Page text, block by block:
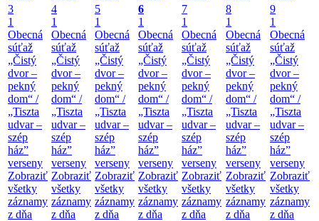
3
1
Obecná
súťaž
„Čistý
dvor –
pekný
dom“ /
„Tiszta
udvar –
szép
ház”
verseny
Zobraziť
všetky
záznamy
z dňa
4
1
Obecná
súťaž
„Čistý
dvor –
pekný
dom“ /
„Tiszta
udvar –
szép
ház”
verseny
Zobraziť
všetky
záznamy
z dňa
5
1
Obecná
súťaž
„Čistý
dvor –
pekný
dom“ /
„Tiszta
udvar –
szép
ház”
verseny
Zobraziť
všetky
záznamy
z dňa
6
1
Obecná
súťaž
„Čistý
dvor –
pekný
dom“ /
„Tiszta
udvar –
szép
ház”
verseny
Zobraziť
všetky
záznamy
z dňa
7
1
Obecná
súťaž
„Čistý
dvor –
pekný
dom“ /
„Tiszta
udvar –
szép
ház”
verseny
Zobraziť
všetky
záznamy
z dňa
8
1
Obecná
súťaž
„Čistý
dvor –
pekný
dom“ /
„Tiszta
udvar –
szép
ház”
verseny
Zobraziť
všetky
záznamy
z dňa
9
1
Obecná
súťaž
„Čistý
dvor –
pekný
dom“ /
„Tiszta
udvar –
szép
ház”
verseny
Zobraziť
všetky
záznamy
z dňa